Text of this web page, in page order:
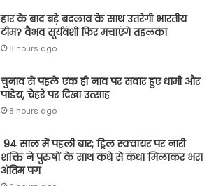
हार के बाद बड़े बदलाव के साथ उतरेगी भारतीय
टीम? वैभव सूर्यवंशी फिर मचाएंगे तहलका
8 hours ago
चुनाव से पहले एक ही नाव पर सवार हुए धामी और
पांडेय, चेहरे पर दिखा उत्साह
8 hours ago
94 साल में पहली बार; ड्रिल स्क्वायर पर नारी
शक्ति ने पुरुषों के साथ कंधे से कंधा मिलाकर भरा
अंतिम पग